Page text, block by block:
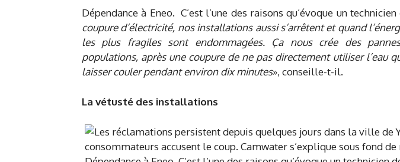
Dépendance à Eneo. C’est l’une des raisons qu’évoque un
coupure d’électricité, nos installations aussi s’arrêtent et quand
les plus fragiles sont endommagées. Ça nous crée des
populations, après une coupure de ne pas directement utiliser l’eau
laisser couler pendant environ dix minutes», conseille-t-il.
La vétusté des installations